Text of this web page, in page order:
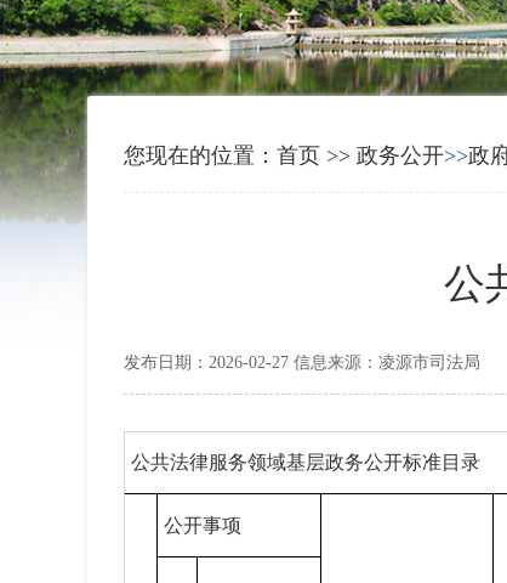
您现在的位置： 首页 >> 政务公开>>政
公
发布日期：2026-02-27 信息来源：凌源市司法局
公共法律服务领域基层政务公开标准目录
公开事项